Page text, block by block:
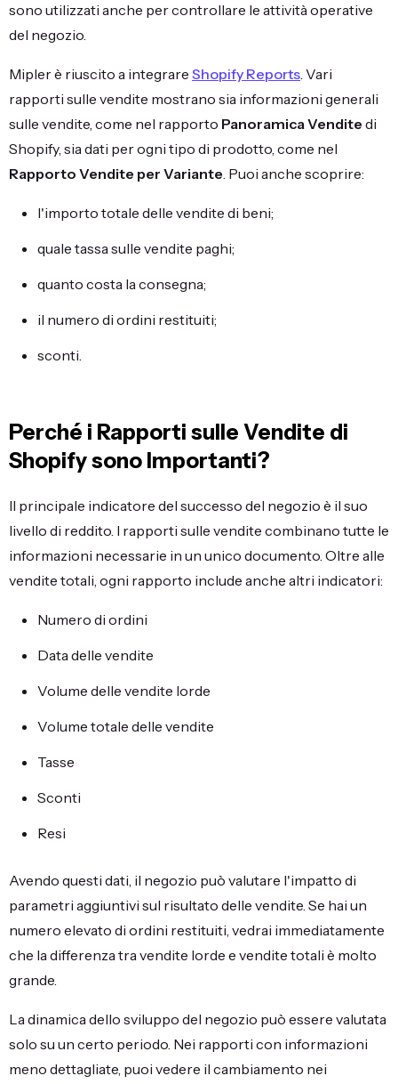
sono utilizzati anche per controllare le attività operative
del negozio.
Mipler è riuscito a integrare Shopify Reports. Vari
rapporti sulle vendite mostrano sia informazioni generali
sulle vendite, come nel rapporto Panoramica Vendite di
Shopify, sia dati per ogni tipo di prodotto, come nel
Rapporto Vendite per Variante. Puoi anche scoprire:
l'importo totale delle vendite di beni;
quale tassa sulle vendite paghi;
quanto costa la consegna;
il numero di ordini restituiti;
sconti.
Perché i Rapporti sulle Vendite di
Shopify sono Importanti?
Il principale indicatore del successo del negozio è il suo
livello di reddito. I rapporti sulle vendite combinano tutte le
informazioni necessarie in un unico documento. Oltre alle
vendite totali, ogni rapporto include anche altri indicatori:
Numero di ordini
Data delle vendite
Volume delle vendite lorde
Volume totale delle vendite
Tasse
Sconti
Resi
Avendo questi dati, il negozio può valutare l'impatto di
parametri aggiuntivi sul risultato delle vendite. Se hai un
numero elevato di ordini restituiti, vedrai immediatamente
che la differenza tra vendite lorde e vendite totali è molto
grande.
La dinamica dello sviluppo del negozio può essere valutata
solo su un certo periodo. Nei rapporti con informazioni
meno dettagliate, puoi vedere il cambiamento nei